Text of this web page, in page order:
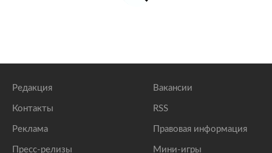
Редакция
Контакты
Реклама
Пресс-релизы
Вакансии
RSS
Правовая информация
Мини-игры